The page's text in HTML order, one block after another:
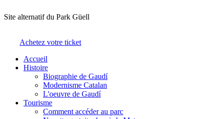
Site alternatif du Park Güell
Achetez votre ticket
Accueil
Histoire
Biographie de Gaudí
Modernisme Catalan
L'oeuvre de Gaudí
Tourisme
Comment accéder au parc